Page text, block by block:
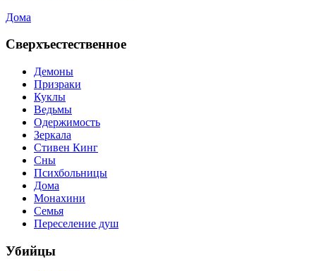
Дома
Сверхъестественное
Демоны
Призраки
Куклы
Ведьмы
Одержимость
Зеркала
Стивен Кинг
Сны
Психбольницы
Дома
Монахини
Семья
Переселение душ
Убийцы